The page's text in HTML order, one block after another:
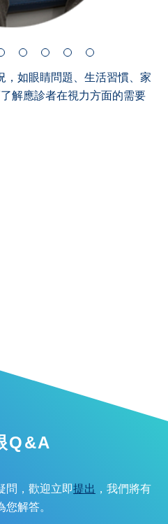
，如眼睛問題、生活習慣、家
解應診者在視力方面的需要
Q&A
問，歡迎立即提出 ，我們將有
您解答。